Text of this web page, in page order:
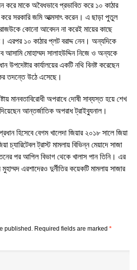
মাকে অবৈধভাবে প্রভাবিত করে ১০ কাঠার
করে সরকারি জমি আত্মসাৎ করেন। এ ছাড়া পুতুল
কোনো আবেদন না করেই মায়ের কাছে
১০ কাঠার প্লট বরাদ্দ নেন। অন্যদিকে
আসামি মোহাম্মদ সালাহউদ্দিন নিজে ও অন্যকে
উপদেষ্টার কার্যালয়ের একটি নথি বিনষ্ট করেছেন
তদন্তে উঠে এসেছে।
মানবতাবিরোধী অপরাধে দোষী সাব্যস্ত হয়ে শেখ
আন্তর্জাতিক অপরাধ ট্রাইব্যুনাল।
হিসেবে বেগম খালেদা জিয়ার ২০১৮ সালে জিয়া
চ্যারিটেবল ট্রাস্ট মামলায় বিভিন্ন মেয়াদে সাজা
পর আপিল বিভাগ থেকে খালাস পান তিনি। এর
এরশাদেরও দুর্নীতির কয়েকটি মামলায় সাজার
published. Required fields are marked *